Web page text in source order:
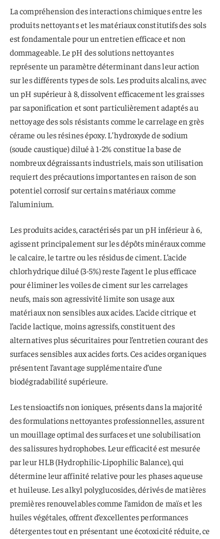
La compréhension des interactions chimiques entre les
produits nettoyants et les matériaux constitutifs des sols
est fondamentale pour un entretien efficace et non
dommageable. Le pH des solutions nettoyantes
représente un paramètre déterminant dans leur action
sur les différents types de sols. Les produits alcalins, avec
un pH supérieur à 8, dissolvent efficacement les graisses
par saponification et sont particulièrement adaptés au
nettoyage des sols résistants comme le carrelage en grès
cérame ou les résines époxy. L’hydroxyde de sodium
(soude caustique) dilué à 1-2% constitue la base de
nombreux dégraissants industriels, mais son utilisation
requiert des précautions importantes en raison de son
potentiel corrosif sur certains matériaux comme
l’aluminium.
Les produits acides, caractérisés par un pH inférieur à 6,
agissent principalement sur les dépôts minéraux comme
le calcaire, le tartre ou les résidus de ciment. L’acide
chlorhydrique dilué (3-5%) reste l’agent le plus efficace
pour éliminer les voiles de ciment sur les carrelages
neufs, mais son agressivité limite son usage aux
matériaux non sensibles aux acides. L’acide citrique et
l’acide lactique, moins agressifs, constituent des
alternatives plus sécuritaires pour l’entretien courant des
surfaces sensibles aux acides forts. Ces acides organiques
présentent l’avantage supplémentaire d’une
biodégradabilité supérieure.
Les tensioactifs non ioniques, présents dans la majorité
des formulations nettoyantes professionnelles, assurent
un mouillage optimal des surfaces et une solubilisation
des salissures hydrophobes. Leur efficacité est mesurée
par leur HLB (Hydrophilic-Lipophilic Balance), qui
détermine leur affinité relative pour les phases aqueuse
et huileuse. Les alkyl polyglucosides, dérivés de matières
premières renouvelables comme l’amidon de maïs et les
huiles végétales, offrent d’excellentes performances
détergentes tout en présentant une écotoxicité réduite, ce